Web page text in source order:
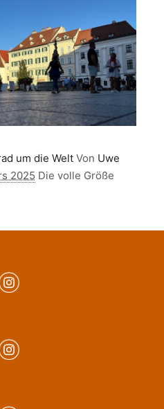
um die Welt Von Uwe
2025 Die volle Größe